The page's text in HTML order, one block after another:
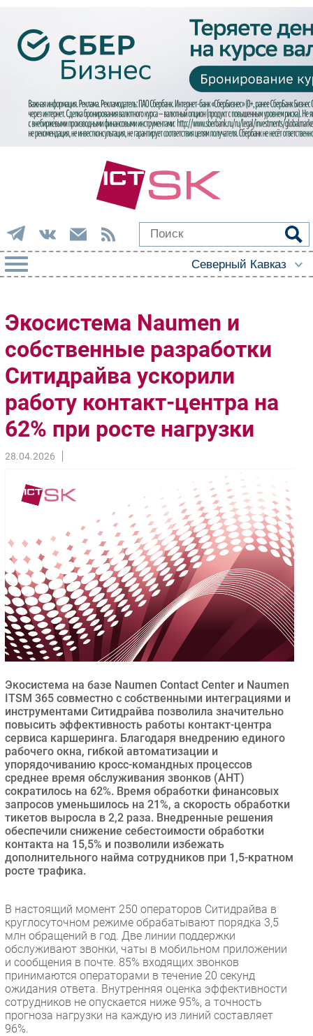
Импорто­замещение
Автоматизация Промышленности
Интернет
Мобильная связь
Фиксированная связь
Интеграция
Рынок ПК
Торговые сети
Оборудование
Outsourcing
Кадры
Регулирование
Финансы
Web
Безопасность
Инновации
CIO/Управление ИТ
Гаджеты
Здоровье
РАЗДЕЛЫ
Новости
Аналитика
Интервью
Мероприятия
Проекты
Тестовый стенд
Каталог компаний
Экосистема Naumen и
собственные разработки
Ситидрайва ускорили
работу контакт-центра на
62% при росте нагрузки
28.04.2026
Экосистема на базе Naumen Contact Center и Naumen
ITSM 365 совместно с собственными интеграциями и
инструментами Ситидрайва позволила значительно
повысить эффективность работы контакт-центра
сервиса каршеринга. Благодаря внедрению единого
рабочего окна, гибкой автоматизации и
упорядочиванию кросс-командных процессов
среднее время обслуживания звонков (AHT)
сократилось на 62%. Время обработки финансовых
запросов уменьшилось на 21%, а скорость обработки
тикетов выросла в 2,2 раза. Внедренные решения
обеспечили снижение себестоимости обработки
контакта на 15,5% и позволили избежать
дополнительного найма сотрудников при 1,5-кратном
росте трафика.
В настоящий момент 250 операторов Ситидрайва в
круглосуточном режиме обрабатывают порядка 3,5
млн обращений в год. Две линии поддержки
обслуживают звонки, чаты в мобильном приложении
и сообщения в почте. 85% входящих звонков
принимаются операторами в течение 20 секунд
ожидания ответа. Внутренняя оценка эффективности
сотрудников не опускается ниже 95%, а точность
прогноза нагрузки на каждую из линий составляет
96%.